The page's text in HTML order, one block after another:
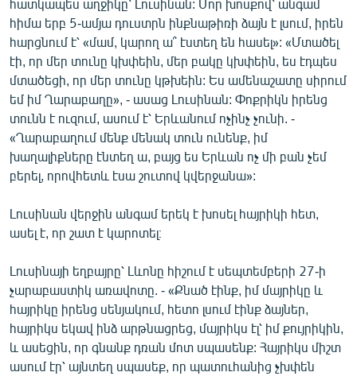
հատկապես աղջիկը՝ Լուսինան: Մոր խոսքով՝ անգամ
հիմա երբ 5-ամյա դուստրն ինքնաթիռի ձայն է լսում, իրեն
հարցնում է՝ «մամ, կարող ա՞ էստեղ են հասել»: «Մտածել
էի, որ մեր տունը կխփեին, մեր բակը կխփեին, ես էդպես
մտածեցի, որ մեր տունը կթխեին: Ես ամենաշատը սիրում
եմ իմ Ղարաբաղը», - ասաց Լուսինան: Փոքրիկն իրենց
տունն է ուզում, ասում է՝ Երևանում ոչինչ չունի. -
«Ղարաբաղում մենք մենակ տուն ունենք, իմ
խաղալիքները էնտեղ ա, բայց ես Երևան ոչ մի բան չեմ
բերել, որովհետև էսա շուտով կվերջանա»:
Լուսինան վերջին անգամ երեկ է խոսել հայրիկի հետ,
ասել է, որ շատ է կարոտել։
Լուսինայի եղբայրը՝ Լևոնը հիշում է սեպտեմբերի 27-ի
չարաբաստիկ առավոտը. - «Քնած էինք, իմ մայրիկը և
հայրիկը իրենց սենյակում, հետո լսում էինք ձայներ,
հայրիկս եկավ ինձ արթնացրեց, մայրիկս էլ՝ իմ քույրիկին,
և ասեցին, որ գնանք դռան մոտ սպասենք: Հայրիկս միշտ
ասում էր՝ այնտեղ սպասեք, որ պատուհանից չխփեն